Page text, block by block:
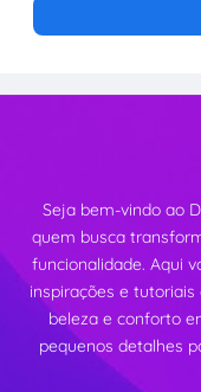
Seja bem-vindo ao
quem busca
funcionalidade. Aqui
inspirações e
beleza e conforto
pequenos detalhes